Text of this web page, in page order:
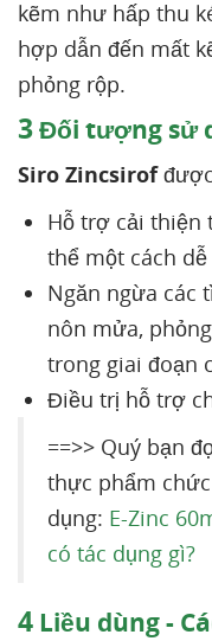
kẽm như hấp thu
hợp dẫn đến mất
phỏng rộp.
3Đối tượng sử
Siro Zincsirof
Hỗ trợ cải thiện
thể một cách
Ngăn ngừa các
nôn mửa,
trong giai đoạn
Điều trị hỗ trợ
==>> Quý bạn
thực phẩm
dụng: E-Zinc
có tác dụng gì?
4 Liều dùng -